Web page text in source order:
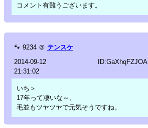
コメント有難うございます。
🐾 9234 ＠ テンスケ
2014-09-12
21:31:02
ID:GaXhqFZJOA
いち＞
17年って凄いな～。
毛並もツヤツヤで元気そうですね。